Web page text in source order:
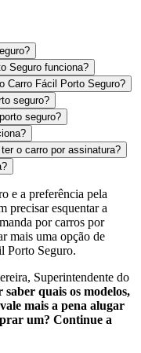
Seguro funciona?
Carro Fácil Porto Seguro?
seguro?
seguro?
o carro por assinatura?
e a preferência pela
precisar esquentar a
por carros por
mais uma opção de
Porto Seguro.
Superintendente do
saber quais os modelos,
mais a pena alugar
um? Continue a